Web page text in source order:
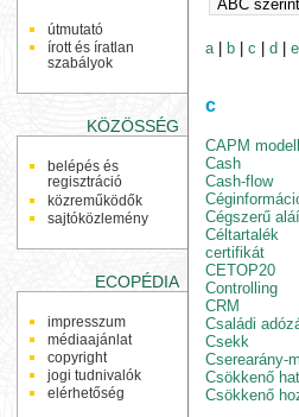
útmutató
írott és íratlan
szabályok
KÖZÖSSÉG
belépés és
regisztráció
közreműködők
sajtóközlemény
ECOPÉDIA
impresszum
médiaajánlat
copyright
jogi tudnivalók
elérhetőség
a |b |c |d |e
c
CAPM modell
Cash
Cash-flow
Cégszerű
Céltartalék
certifikát
CETOP20
Controlling
CRM
Családi
Csekk
Cserearány-
Csökkenő
Csökkenő